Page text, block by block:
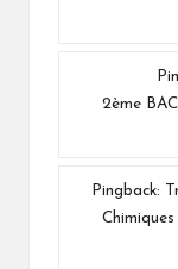
2ème
Pingback: